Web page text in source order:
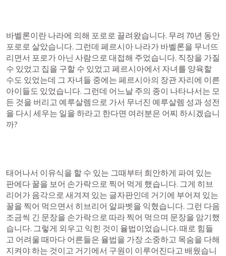
바벨론이란 나라에 의해 포로로 끌려왔습니다. 무려 70년 동안
포로로 살았습니다. 그런데 페르시아 나라가 바벨론을 무너뜨
리면서 포로가 아닌 사람으로 대접해 주었습니다. 직장을 가질
수 있었고 집을 구할 수 있었고 페르시아에서 자녀를 양육할
수도 있었는데 그 자녀들 중에는 페르시아의 장관 자리에 이른
아이들도 있었습니다. 그런데 어느날 주의 종이 나타나서는 모
든 것을 버리고 예루살렘으로 가서 무너진 예루살렘 성과 성전
을 다시 세우는 일을 하라고 한다면 여러분은 어찌 하시겠습니
까?
태어나서 이유식을 할 수 있는 그때부터 희안하게 파여 있는
판에다 꿀을 보어 손가락으로 찍어 먹게 했습니다. 그게 히브
리어가 음각으로 새겨져 있는 글자판인데 거기에 부어져 있는
꿀을 찍어 먹으면서 히브리어 알파벳을 익혔습니다. 그런 다음
조금씩 긴 문장을 손가락으로 따라 찍어 먹으며 문장을 암기했
습니다. 그렇게 외우고 익힌 것이 율법이었습니다. 때로 힘들
고 어려울 때마다 어른들은 율법을 가장 소중하고 목숨을 다해
지켜야 하는 것이고 거기에서 구원이 이루어진다고 배웠습니